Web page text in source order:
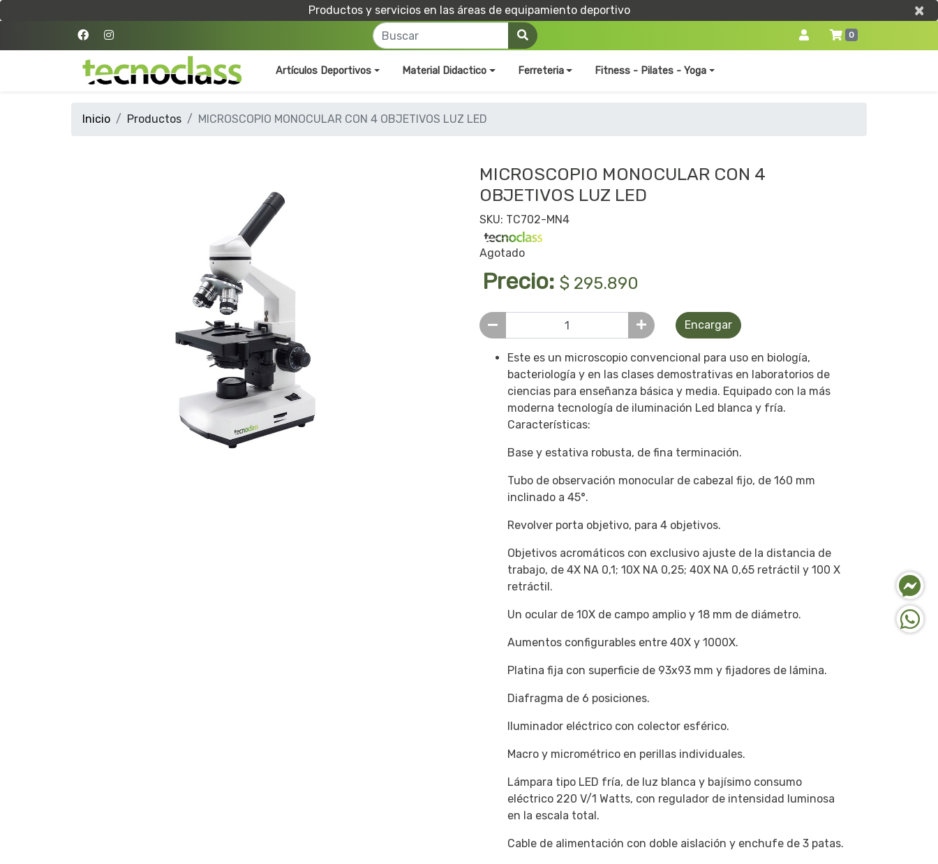
Productos y servicios en las áreas de equipamiento deportivo ×
×
0
Artículos Deportivos Material Didactico Ferreteria Fitness - Pilates - Yoga
Inicio Productos MICROSCOPIO MONOCULAR CON 4 OBJETIVOS LUZ LED
MICROSCOPIO MONOCULAR CON 4
OBJETIVOS LUZ LED
SKU: TC702-MN4
Agotado
Precio: $ 295.890
Encargar
Este es un microscopio convencional para uso en biología,
bacteriología y en las clases demostrativas en laboratorios de
ciencias para enseñanza básica y media. Equipado con la más
moderna tecnología de iluminación Led blanca y fría.
Características:
Base y estativa robusta, de fina terminación.
Tubo de observación monocular de cabezal fijo, de 160 mm
inclinado a 45°.
Revolver porta objetivo, para 4 objetivos.
Objetivos acromáticos con exclusivo ajuste de la distancia de
trabajo, de 4X NA 0,1; 10X NA 0,25; 40X NA 0,65 retráctil y 100 X
retráctil.
Un ocular de 10X de campo amplio y 18 mm de diámetro.
Aumentos configurables entre 40X y 1000X.
Platina fija con superficie de 93x93 mm y fijadores de lámina.
Diafragma de 6 posiciones.
Iluminador eléctrico con colector esférico.
Macro y micrométrico en perillas individuales.
Lámpara tipo LED fría, de luz blanca y bajísimo consumo
eléctrico 220 V/1 Watts, con regulador de intensidad luminosa
en la escala total.
Cable de alimentación con doble aislación y enchufe de 3 patas.